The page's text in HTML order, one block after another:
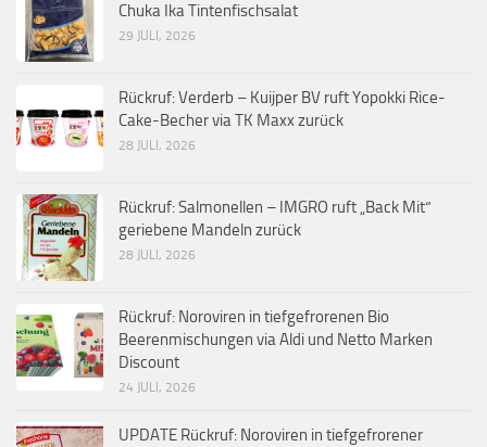
Chuka Ika Tintenfischsalat
29 JULI, 2026
Rückruf: Verderb – Kuijper BV ruft Yopokki Rice-
Cake-Becher via TK Maxx zurück
28 JULI, 2026
Rückruf: Salmonellen – IMGRO ruft „Back Mit“
geriebene Mandeln zurück
28 JULI, 2026
Rückruf: Noroviren in tiefgefrorenen Bio
Beerenmischungen via Aldi und Netto Marken
Discount
24 JULI, 2026
UPDATE Rückruf: Noroviren in tiefgefrorener